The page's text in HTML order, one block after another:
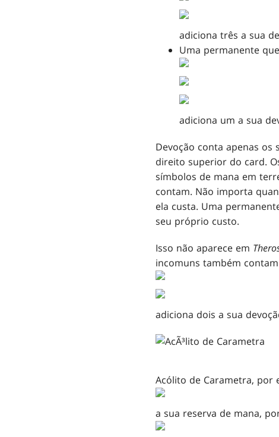
adiciona três a sua
Uma permanente
adiciona um a sua
Devoção conta apenas
direito superior do card.
símbolos de mana em
contam. Não importa
ela custa. Uma
seu próprio custo.
Isso não aparece em
incomuns também
adiciona dois a sua
Acólito de Carametra, por
a sua reserva de mana,